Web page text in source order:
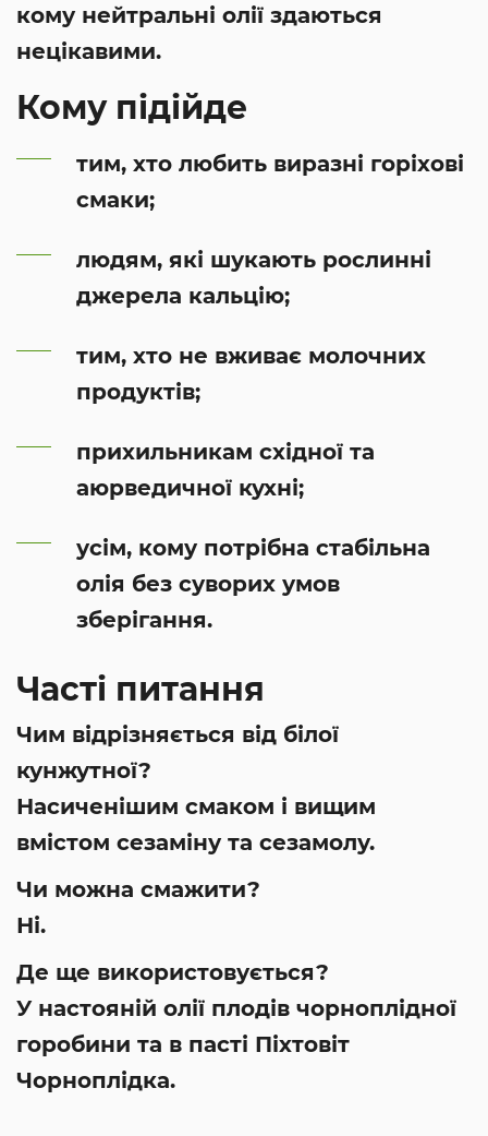
кому нейтральні олії здаються
нецікавими.
Кому підійде
тим, хто любить виразні горіхові
смаки;
людям, які шукають рослинні
джерела кальцію;
тим, хто не вживає молочних
продуктів;
прихильникам східної та
аюрведичної кухні;
усім, кому потрібна стабільна
олія без суворих умов
зберігання.
Часті питання
Чим відрізняється від білої
кунжутної?
Насиченішим смаком і вищим
вмістом сезаміну та сезамолу.
Чи можна смажити?
Ні.
Де ще використовується?
У настояній олії плодів чорноплідної
горобини та в пасті Піхтовіт
Чорноплідка.